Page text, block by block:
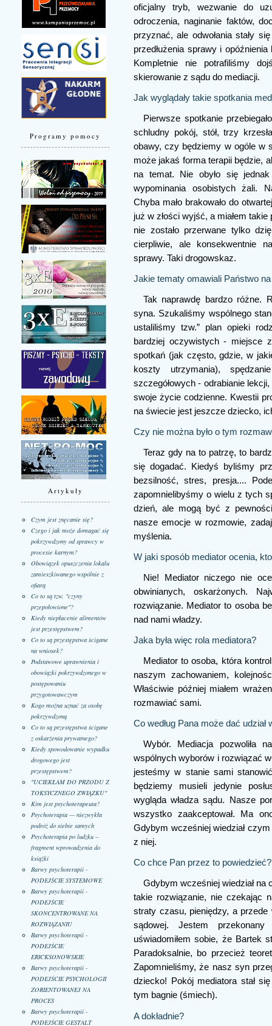
Programy pomocy
Artykuły
Czym jest znęcanie się?
Czego i jak może domagać się
pokrzywdzony od sprawcy w
procesie karnym?
Obowiązek opuszczenia lokalu
zamieszkiwanego wspólnie z
ofiarą
Co to są tzw. "czyny
przepołowione"?
Kiedy niepłacenie alimentów
jest przestępstwem?
Co to są przestępstwa ścigane
na wniosek?
Podstawowe uprawnienia i
obowiązki pokrzywdzonego w
postępowaniu
przygotowawczym
Kogo można uznać za osobę
pokrzywdzoną
Co to są przestępstwa ścigane
z oskarżenia prywatnego?
Kiedy spowodowanie wypadku
drogowego jest
przestępstwem?
"UCIEKŁAM DO PRZODU Z
TOKSYCZNEGO ZWIĄZKU"
Kim jest psychoterapeuta?
Psychoterapia — niezwykła
podróż do siebie samych
Psychoterapia po ludzku –
fragment wprowadzenia do
książki
Barwy psychoterapii -
PODEJŚCIE SYSTEMOWE
Barwy psychoterapii -
PODEJŚCIE
SKONCENTROWANE NA
ROZWIĄZANIU
Barwy psychoterapii -
PODEJŚCIE
ERICKSONOWSKIE
Barwy psychoterapii -
PODEJŚCIE PSYCHOLOGII
ZORIENTOWANEJ NA
PROCES
Barwy psychoterapii -
PODEJŚCIE GESTALT
oficjalny tryb, wezwanie do
odroczenia, naginanie faktów,
przyznać, ale odwołania stały
przedłużenia sprawy i
Kompletnie nie potrafiliśmy
skierowanie z sądu do mediacji.
Jak wyglądały takie spotkania
Pierwsze spotkanie
schludny pokój, stół, trzy
obawy, czy będziemy w ogóle w
może jakaś forma terapii będzie,
na temat. Nie obyło się
wypominania osobistych żali.
Chyba mało brakowało do
już w złości wyjść, a miałem
nie zostało przerwane tylko
cierpliwie, ale konsekwentnie
sprawy. Taki drogowskaz.
Jakie tematy omawiali Państwo
Tak naprawdę bardzo różne.
syna. Szukaliśmy wspólnego
ustaliliśmy tzw.” plan opieki
bardziej oczywistych - miejsce
spotkań (jak często, gdzie, w
koszty utrzymania),
szczegółowych - odrabianie
swoje życie codzienne. Kwestii
na świecie jest jeszcze dziecko,
Czy nie można było o tym
Teraz gdy na to patrzę, to
się dogadać. Kiedyś byliśmy
bezsilność, stres, presja....
zapomnielibyśmy o wielu z tych
dzień, ale mogą być z
nasze emocje w rozmowie,
myślenia.
W jaki sposób mediator ocenia,
Nie! Mediator niczego nie
obwinianych, oskarżonych.
rozwiązanie. Mediator to osoba
nad nami władzy.
Jaka była więc rola mediatora?
Mediator to osoba, która
naszym zachowaniem,
Właściwie później miałem
rozmawiać sami.
Co według Pana może dać udział
Wybór. Mediacja pozwoliła
wspólnych wyborów i rozwiązać
jesteśmy w stanie sami
będziemy musieli jedynie
wygląda władza sądu. Nasze
wszystko zaakceptował. Ma
Gdybym wcześniej wiedział
z niej.
Co chce Pan przez to powiedzieć?
Gdybym wcześniej wiedział na
takie rozwiązanie, nie czekając
straty czasu, pieniędzy, a
sądowej. Jestem
uświadomiłem sobie, że Bartek
Paradoksalnie, bo przecież
Zapomnieliśmy, że nasz syn
dziecko! Pokój mediatora stał
tym bagnie (śmiech).
A dokładnie?